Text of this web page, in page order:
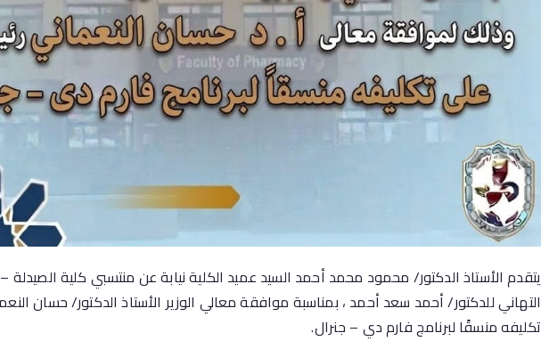
يتقدم الأستاذ الدكتور/ محمود محمد أحمد السيد عميد الكلية نيابة عن منتسبي كلية
التهاني للدكتور/ أحمد سعد أحمد ، بمناسبة موافقة معالي الوزير الأستاذ الدكتور/ حسان
تكليفه منسقًا لبرنامج فارم دي – جنرال.